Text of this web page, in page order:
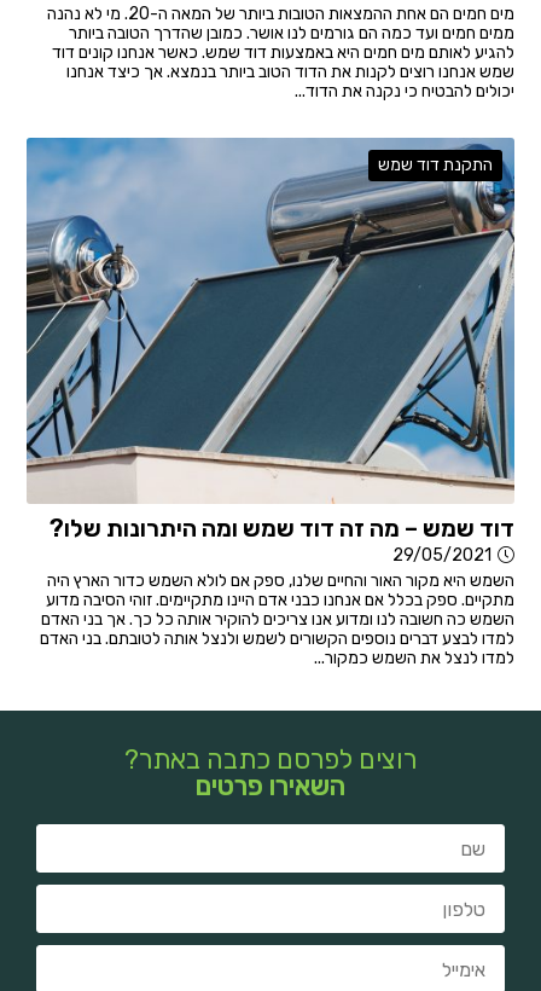
מים חמים הם אחת ההמצאות הטובות ביותר של המאה ה-20. מי לא נהנה
ממים חמים ועד כמה הם גורמים לנו אושר. כמובן שהדרך הטובה ביותר
להגיע לאותם מים חמים היא באמצעות דוד שמש. כאשר אנחנו קונים דוד
שמש אנחנו רוצים לקנות את הדוד הטוב ביותר בנמצא. אך כיצד אנחנו
יכולים להבטיח כי נקנה את הדוד...
התקנת דוד שמש
דוד שמש – מה זה דוד שמש ומה היתרונות שלו?
29/05/2021
השמש היא מקור האור והחיים שלנו, ספק אם לולא השמש כדור הארץ היה
מתקיים. ספק בכלל אם אנחנו כבני אדם היינו מתקיימים. זוהי הסיבה מדוע
השמש כה חשובה לנו ומדוע אנו צריכים להוקיר אותה כל כך. אך בני האדם
למדו לבצע דברים נוספים הקשורים לשמש ולנצל אותה לטובתם. בני האדם
למדו לנצל את השמש כמקור...
רוצים לפרסם כתבה באתר?
השאירו פרטים